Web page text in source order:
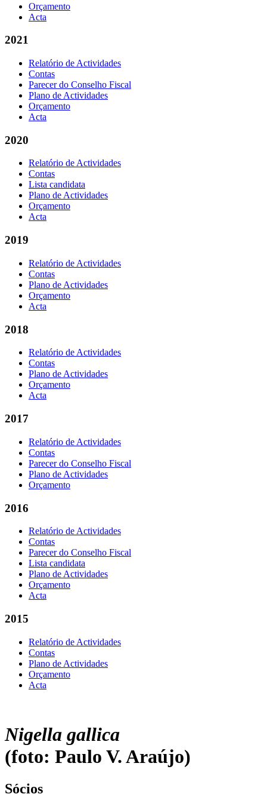
Orçamento
Acta
2021
Relatório de Actividades
Contas
Parecer do Conselho Fiscal
Plano de Actividades
Orçamento
Acta
2020
Relatório de Actividades
Contas
Lista candidata
Plano de Actividades
Orçamento
Acta
2019
Relatório de Actividades
Contas
Plano de Actividades
Orçamento
Acta
2018
Relatório de Actividades
Contas
Plano de Actividades
Orçamento
Acta
2017
Relatório de Actividades
Contas
Parecer do Conselho Fiscal
Plano de Actividades
Orçamento
2016
Relatório de Actividades
Contas
Parecer do Conselho Fiscal
Lista candidata
Plano de Actividades
Orçamento
Acta
2015
Relatório de Actividades
Contas
Plano de Actividades
Orçamento
Acta
Nigella gallica
(foto: Paulo V. Araújo)
Sócios